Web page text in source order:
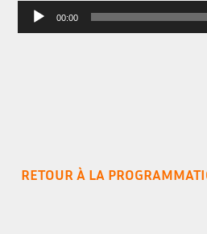
Lecteur
audio
00:00
RETOUR À LA